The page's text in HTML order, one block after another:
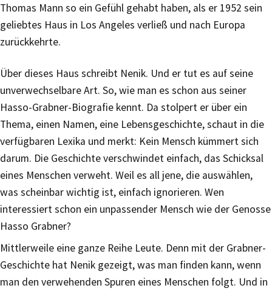
Thomas Mann so ein Gefühl gehabt haben, als er 1952 sein
geliebtes Haus in Los Angeles verließ und nach Europa
zurückkehrte.
Über dieses Haus schreibt Nenik. Und er tut es auf seine
unverwechselbare Art. So, wie man es schon aus seiner
Hasso-Grabner-Biografie kennt. Da stolpert er über ein
Thema, einen Namen, eine Lebensgeschichte, schaut in die
verfügbaren Lexika und merkt: Kein Mensch kümmert sich
darum. Die Geschichte verschwindet einfach, das Schicksal
eines Menschen verweht. Weil es all jene, die auswählen,
was scheinbar wichtig ist, einfach ignorieren. Wen
interessiert schon ein unpassender Mensch wie der Genosse
Hasso Grabner?
Mittlerweile eine ganze Reihe Leute. Denn mit der Grabner-
Geschichte hat Nenik gezeigt, was man finden kann, wenn
man den verwehenden Spuren eines Menschen folgt. Und in